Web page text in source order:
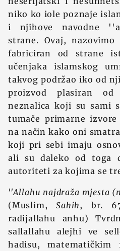
niko ko iole poznaje
i njihove navodne
strane. Ovaj,
fabriciran od strane
učenjaka islamskog
takvog podržao iko od
proizvod plasiran
neznalica koji su sami
tumače primarne
na način kako oni
koji pri sebi imaju
ali su daleko od toga
autoriteti za kojima se
''Allahu najdraža mjesta
(Muslim,Sahih, br.
radijallahu anhu)
sallallahu alejhi ve
hadisu, matematičkim